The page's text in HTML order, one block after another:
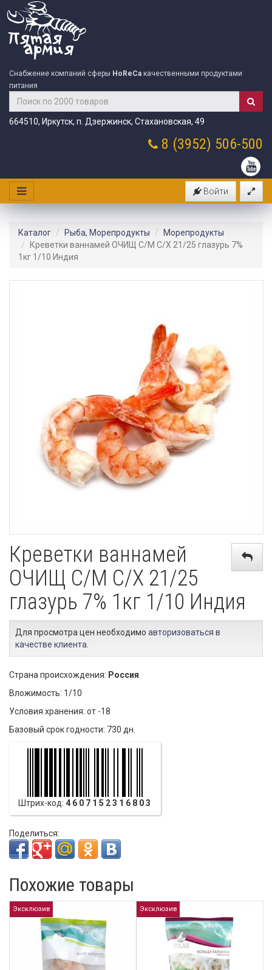
Снабжение компаний сферы HoReCa качественными продуктами
питания
664510, Иркутск, п. Дзержинск, Стахановская, 49
8 (3952) 506-500
Войти
Каталог Рыба, Морепродукты
Морепродукты
Креветки ваннамей ОЧИЩ С/М С/Х 21/25 глазурь 7%
1кг 1/10 Индия
Креветки ваннамей
ОЧИЩ С/М С/Х 21/25
глазурь 7% 1кг 1/10 Индия
Для просмотра цен необходимо авторизоваться в
качестве клиента
Страна происхождения: Россия
Вложимость: 1/10
Условия хранения: от -18
Базовый срок годности: 730 дн.
Штрих-код: 4607152316803
Поделиться:
Похожие товары
Эксклюзив Эксклюзив